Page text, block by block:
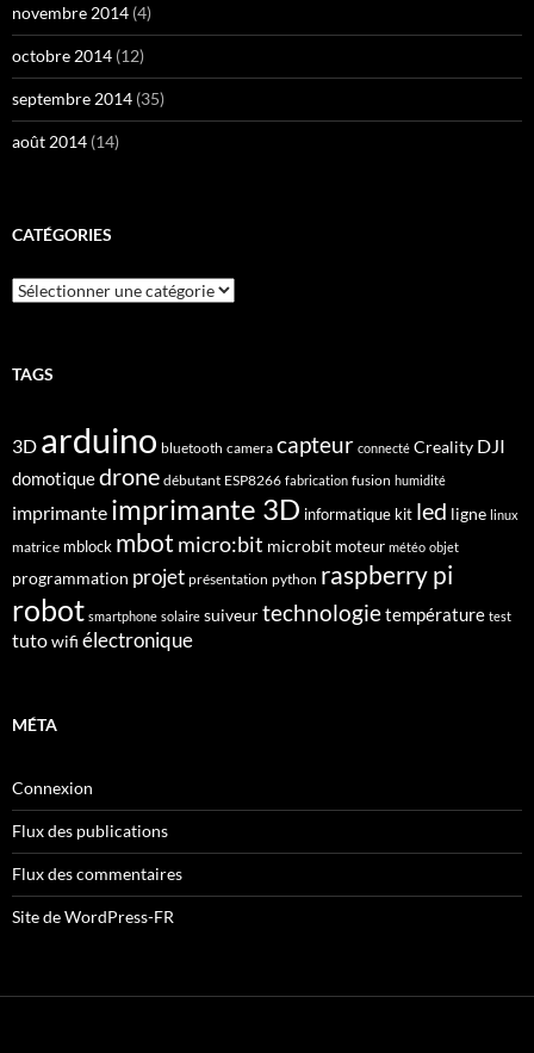
novembre 2014 (4)
octobre 2014 (12)
septembre 2014 (35)
août 2014 (14)
CATÉGORIES
Catégories
TAGS
3D arduino bluetooth camera capteur connecté Creality DJI
domotiquedrone débutant ESP8266 fabrication fusion humidité
imprimante imprimante 3D informatique kit led ligne linux
matrice mblock mbot micro:bit microbit moteur météo objet
programmation projet présentation python raspberry pi
robot smartphone solaire suiveurtechnologietempérature test
tutowifi électronique
MÉTA
Connexion
Flux des publications
Flux des commentaires
Site de WordPress-FR